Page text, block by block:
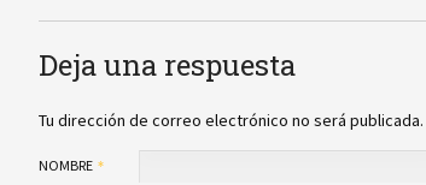
Deja una respuesta
Tu dirección de correo electrónico no será publicada.
NOMBRE